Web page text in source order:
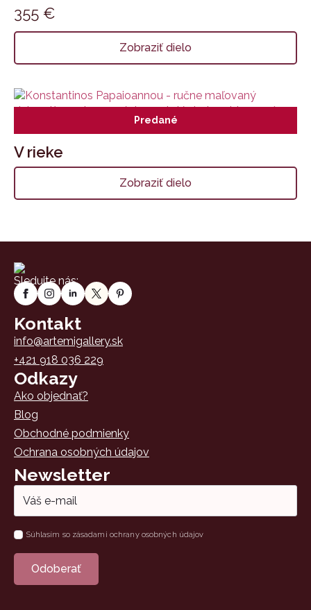
355 €
Zobraziť dielo
Predané
V rieke
Zobraziť dielo
Sledujte nás:
Kontakt
info@artemigallery.sk
+421 918 036 229
Odkazy
Ako objednať?
Blog
Obchodné podmienky
Ochrana osobných údajov
Newsletter
Email
SúhlasSúhlasím so zásadami ochrany osobných údajov
Odoberať